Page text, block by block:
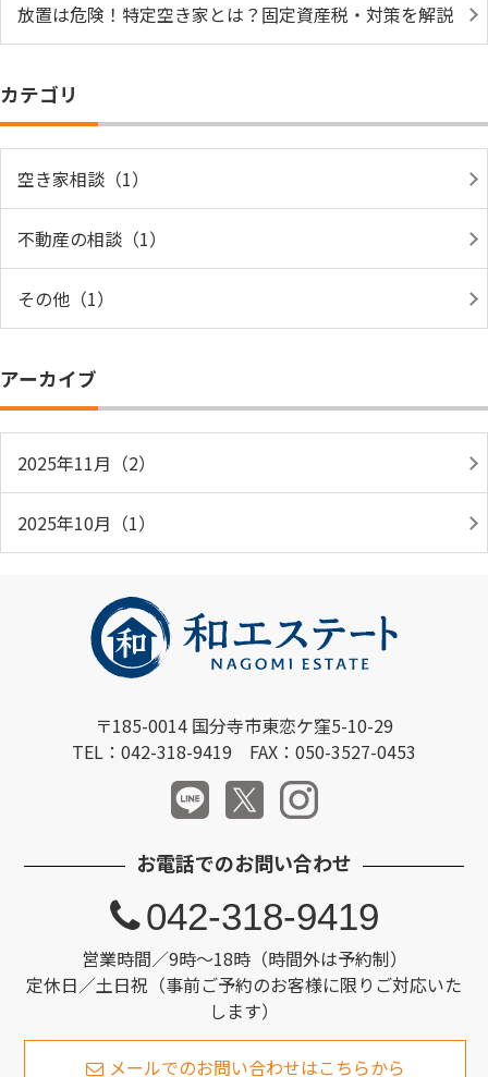
放置は危険！特定空き家とは？固定資産税・対策を解説
カテゴリ
空き家相談（1）
不動産の相談（1）
その他（1）
アーカイブ
2025年11月（2）
2025年10月（1）
〒185-0014 国分寺市東恋ケ窪5-10-29
TEL：042-318-9419 FAX：050-3527-0453
お電話でのお問い合わせ
営業時間／9時～18時（時間外は予約制）
定休日／土日祝（事前ご予約のお客様に限りご対応いた
します）
042-318-9419
メールでのお問い合わせはこちらから